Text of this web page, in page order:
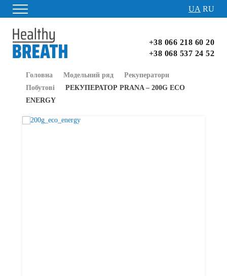
UA RU
+38 066 218 60 20
+38 068 537 24 52
Головна Модельний ряд
Рекуператори
Побутові
РЕКУПЕРАТОР PRANA – 200G ECO
ENERGY